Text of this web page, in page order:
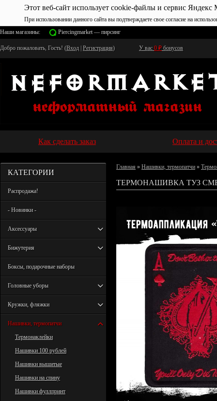
Этот веб-сайт использует cookie-файлы и сервис Яндекс
При использовании данного сайта вы подтверждаете свое согласие на
Наши магазины:
Piercingmarket — пирсинг
Добро пожаловать, Гость! (Вход Регистрация) У вас 0 ₽ бонусов
Как сделать заказ Оплата и
КАТЕГОРИИ
Распродажа!
- Новинки -
Аксессуары
Бижутерия
Боксы, подарочные наборы
Головные уборы
Кружки, фляжки
Нашивки, термопатчи
Термонаклейки
Нашивки 100 рублей
Нашивки вышитые
Нашивки на спину
Нашивки фуллпринт
Главная » Нашивки, термопатчи »
ТЕРМОНАШИВКА ТУЗ